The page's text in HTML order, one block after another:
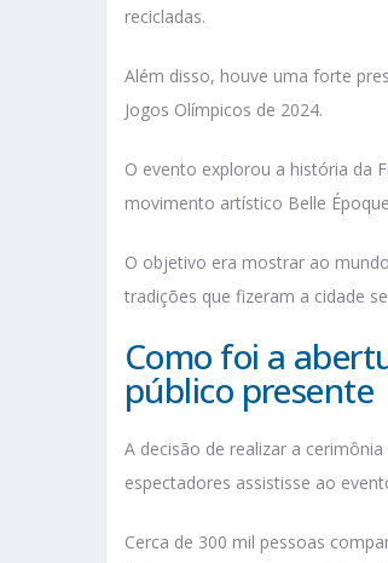
recicladas.
Além disso, houve uma forte
Jogos Olímpicos de 2024.
O evento explorou a história da
movimento artístico Belle
O objetivo era mostrar ao
tradições​ que fizeram a cidade
Como foi a
público presente
A decisão de realizar a
espectadores assistisse ao
Cerca de 300 mil pessoas